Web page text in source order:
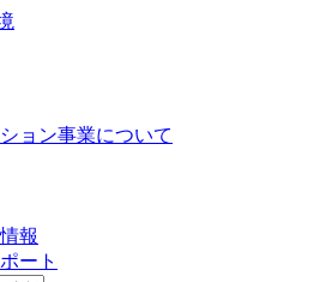
ョン事業について
報
ート